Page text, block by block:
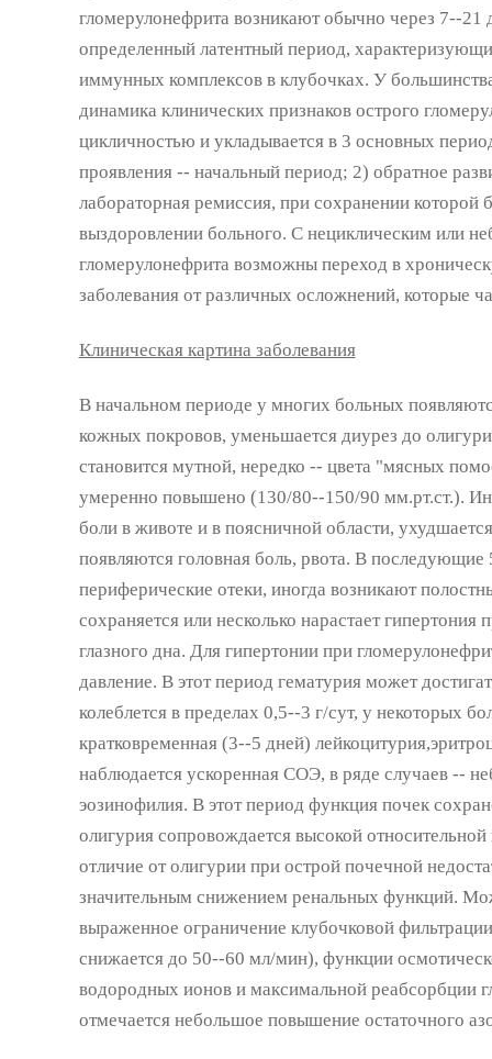
гломерулонефрита возникают обычно через 7--21
определенный латентный период,
иммунных комплексов в клубочках. У
динамика клинических признаков острого
цикличностью и укладывается в 3 основных
проявления -- начальный период; 2) обратное
лабораторная ремиссия, при сохранении которой
выздоровлении больного. С нециклическим или
гломерулонефрита возможны переход в
заболевания от различных осложнений, которые
Клиническая картина заболевания
В начальном периоде у многих больных
кожных покровов, уменьшается диурез до
становится мутной, нередко -- цвета "мясных
умеренно повышено (130/80--150/90 мм.рт.ст.).
боли в животе и в поясничной области,
появляются головная боль, рвота. В последующие
периферические отеки, иногда возникают
сохраняется или несколько нарастает
глазного дна. Для гипертонии при
давление. В этот период гематурия может
колеблется в пределах 0,5--3 г/сут, у некоторых
кратковременная (3--5 дней)
наблюдается ускоренная СОЭ, в ряде случаев --
эозинофилия. В этот период функция почек
олигурия сопровождается высокой
отличие от олигурии при острой почечной
значительным снижением ренальных функций.
выраженное ограничение клубочковой
снижается до 50--60 мл/мин), функции
водородных ионов и максимальной реабсорбции
отмечается небольшое повышение остаточного